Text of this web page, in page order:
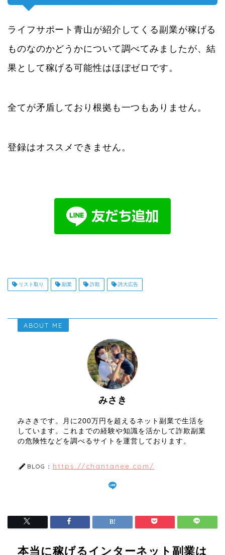
ライフサポート青山が紹介してくる副業が稼げる
ものなのかどうかについて調べてみましたが、結
果として稼げる可能性はほぼゼロです。
全てが矛盾しており根拠も一つもありません。
登録はオススメできません。
リスト取り 副業 詐欺 誇大広告
ABOUT ME
みさき
みさきです。月に200万円を超えるネット副業で生活を
しています。これまでの経験や知識を活かして詐欺副業
の危険性などを調べるサイトを運営しております。
BLOG： https://chantanee.com/
本当に稼げるインターネット副業は